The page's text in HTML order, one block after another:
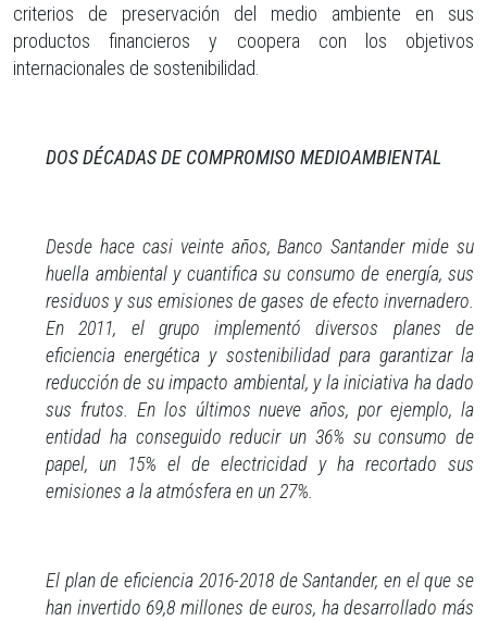
criterios de preservación del medio ambiente en sus
productos financieros y coopera con los objetivos
internacionales de sostenibilidad.
DOS DÉCADAS DE COMPROMISO MEDIOAMBIENTAL
Desde hace casi veinte años, Banco Santander mide su
huella ambiental y cuantifica su consumo de energía, sus
residuos y sus emisiones de gases de efecto invernadero.
En 2011, el grupo implementó diversos planes de
eficiencia energética y sostenibilidad para garantizar la
reducción de su impacto ambiental, y la iniciativa ha dado
sus frutos. En los últimos nueve años, por ejemplo, la
entidad ha conseguido reducir un 36% su consumo de
papel, un 15% el de electricidad y ha recortado sus
emisiones a la atmósfera en un 27%.
El plan de eficiencia 2016-2018 de Santander, en el que se
han invertido 69,8 millones de euros, ha desarrollado más